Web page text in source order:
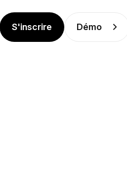
S'inscrire Démo